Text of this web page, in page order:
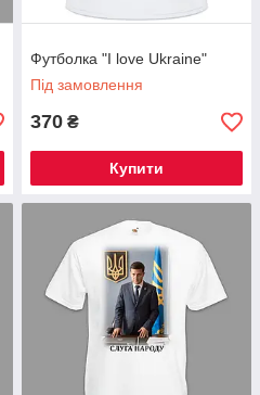
Футболка "I love Ukraine"
Під замовлення
370 ₴
Купити